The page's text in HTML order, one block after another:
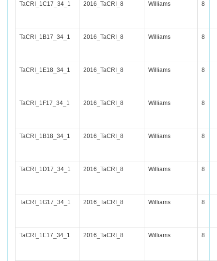
TaCRI_1C17_34_1 2016_TaCRI_8 Williams 8
TaCRI_1B17_34_1 2016_TaCRI_8 Williams 8
TaCRI_1E18_34_1 2016_TaCRI_8 Williams 8
TaCRI_1F17_34_1 2016_TaCRI_8 Williams 8
TaCRI_1B18_34_1 2016_TaCRI_8 Williams 8
TaCRI_1D17_34_1 2016_TaCRI_8 Williams 8
TaCRI_1G17_34_1 2016_TaCRI_8 Williams 8
TaCRI_1E17_34_1 2016_TaCRI_8 Williams 8